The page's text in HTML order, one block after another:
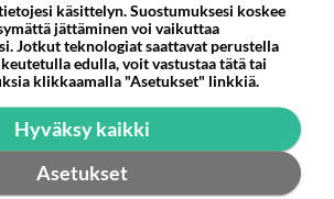
käsittelyn. Suostumuksesi koskee
jättäminen voi vaikuttaa
Jotkut teknologiat saattavat perustella
edulla, voit vastustaa tätä tai
klikkaamalla "Asetukset" linkkiä.
Hyväksy kaikki
Asetukset